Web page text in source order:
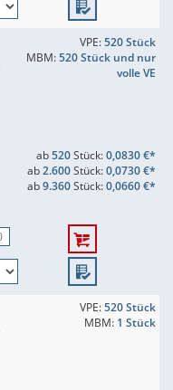
VPE:520 Stück
MBM:520 Stück und nur
volle VE
ab520Stück:0,0830 €*
ab2.600Stück:0,0730 €*
ab9.360Stück:0,0660 €*
VPE:520 Stück
MBM: 1 Stück